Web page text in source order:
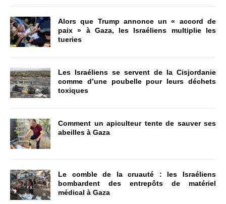
Alors que Trump annonce un « accord de
paix » à Gaza, les Israéliens multiplie les
tueries
Les Israéliens se servent de la Cisjordanie
comme d’une poubelle pour leurs déchets
toxiques
Comment un apiculteur tente de sauver ses
abeilles à Gaza
Le comble de la cruauté : les Israéliens
bombardent des entrepôts de matériel
médical à Gaza